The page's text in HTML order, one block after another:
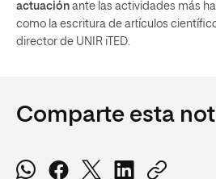
actuación ante las actividades más
como la escritura de artículos
director de UNIR iTED.
Comparte esta